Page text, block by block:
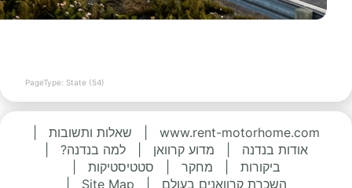
PageType: State (54)
www.rent-motorhome.com שאלות ותשובות
אודות בנדנה
מדוע קרוואן למה בנדנה?
ביקורות
מחקר סטטיסטיקות
השכרת קרוואנים בעולם
Site Map